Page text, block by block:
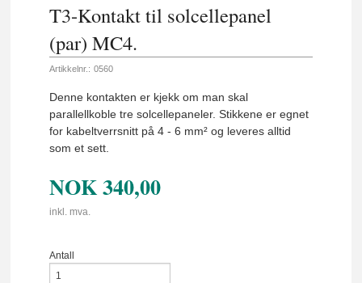
T3-Kontakt til solcellepanel
(par) MC4.
Artikkelnr.: 0560
Denne kontakten er kjekk om man skal
parallellkoble tre solcellepaneler. Stikkene er egnet
for kabeltverrsnitt på 4 - 6 mm² og leveres alltid
som et sett.
NOK340,00
inkl. mva.
Antall